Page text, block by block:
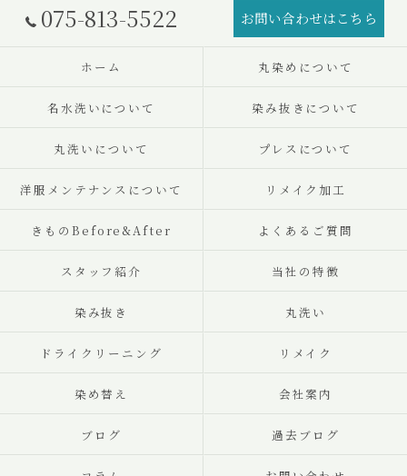
075-813-5522 お問い合わせはこちら
ホーム 丸染めについて
名水洗いについて 染み抜きについて
丸洗いについて プレスについて
洋服メンテナンスについて リメイク加工
きものBefore&After よくあるご質問
スタッフ紹介 当社の特徴
染み抜き 丸洗い
ドライクリーニング リメイク
染め替え 会社案内
ブログ 過去ブログ